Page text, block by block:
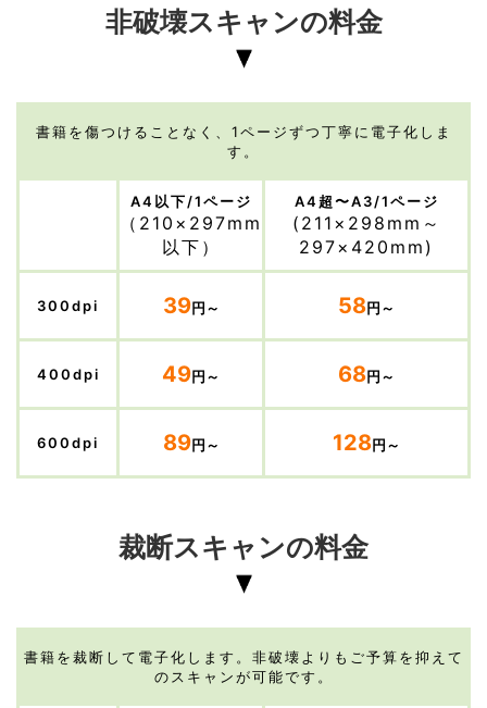
非破壊スキャンの料金
書籍を傷つけることなく、1ページずつ丁寧に電子化しま
す。
A4以下/1ページ
（210×297mm
以下）
A4超〜A3/1ページ
(211×298mm～
297×420mm)
300dpi 39円～ 58円～
400dpi 49円～ 68円～
600dpi 89円～ 128円～
裁断スキャンの料金
書籍を裁断して電子化します。非破壊よりもご予算を抑えて
のスキャンが可能です。